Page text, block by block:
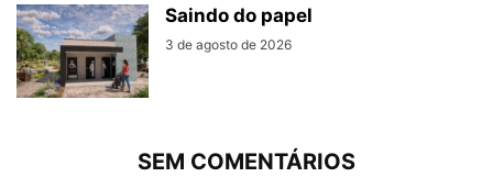
Saindo do papel
3 de agosto de 2026
SEM COMENTÁRIOS